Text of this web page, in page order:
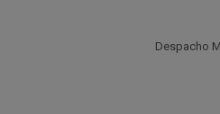
Despacho